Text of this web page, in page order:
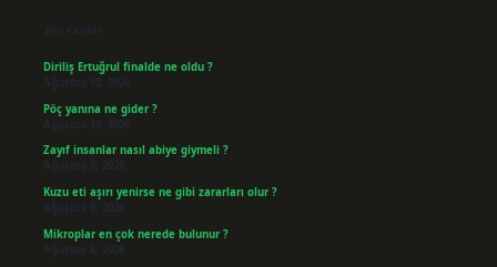
Son Yazılar
Diriliş Ertuğrul finalde ne oldu ?
Ağustos 10, 2026
Pöç yanına ne gider ?
Ağustos 10, 2026
Zayıf insanlar nasıl abiye giymeli ?
Ağustos 9, 2026
Kuzu eti aşırı yenirse ne gibi zararları olur ?
Ağustos 8, 2026
Mikroplar en çok nerede bulunur ?
Ağustos 8, 2026